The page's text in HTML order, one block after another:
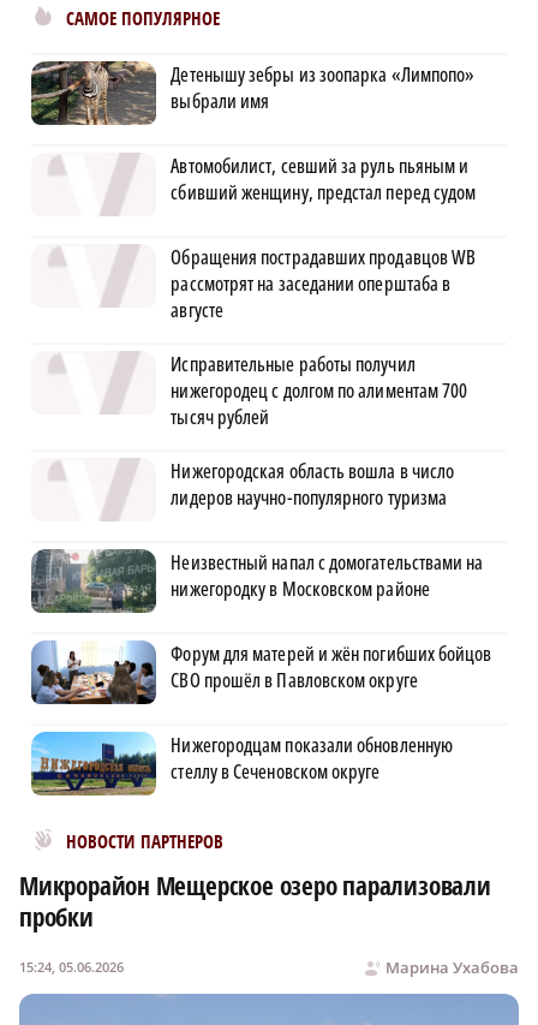
САМОЕ ПОПУЛЯРНОЕ
Детенышу зебры из зоопарка «Лимпопо»
выбрали имя
Автомобилист, севший за руль пьяным и
сбивший женщину, предстал перед судом
Обращения пострадавших продавцов WB
рассмотрят на заседании оперштаба в
августе
Исправительные работы получил
нижегородец с долгом по алиментам 700
тысяч рублей
Нижегородская область вошла в число
лидеров научно-популярного туризма
Неизвестный напал с домогательствами на
нижегородку в Московском районе
Форум для матерей и жён погибших бойцов
СВО прошёл в Павловском округе
Нижегородцам показали обновленную
стеллу в Сеченовском округе
НОВОСТИ ПАРТНЕРОВ
Новости МирТесен
Микрорайон Мещерское озеро парализовали
пробки
Марина Ухабова
15:24, 05.06.2026